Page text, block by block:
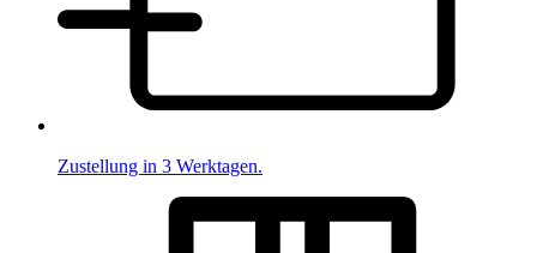
Zustellung in 3 Werktagen.